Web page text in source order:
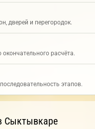
дверей и перегородок.
расчёта.
этапов.
Сыктывкаре